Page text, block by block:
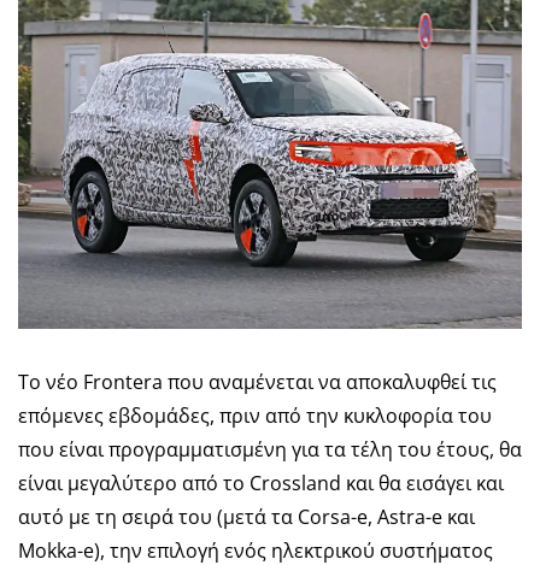
Το νέο Frontera που αναμένεται να αποκαλυφθεί τις
επόμενες εβδομάδες, πριν από την κυκλοφορία του
που είναι προγραμματισμένη για τα τέλη του έτους, θα
είναι μεγαλύτερο από το Crossland και θα εισάγει και
αυτό με τη σειρά του (μετά τα Corsa-e, Astra-e και
Μokka-e), την επιλογή ενός ηλεκτρικού συστήματος